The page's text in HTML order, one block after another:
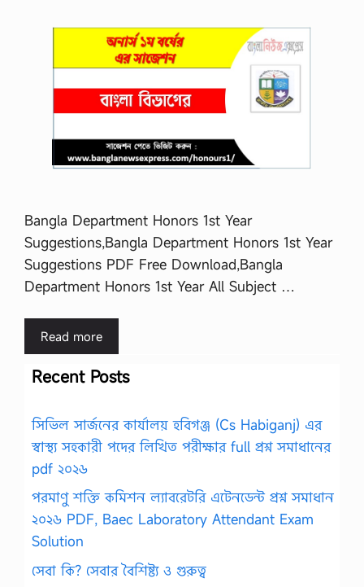
Bangla Department Honors 1st Year
Suggestions,Bangla Department Honors 1st Year
Suggestions PDF Free Download,Bangla
Department Honors 1st Year All Subject …
Read more
Recent Posts
সিভিল সার্জনের কার্যালয় হবিগঞ্জ (Cs Habiganj) এর
স্বাস্থ্য সহকারী পদের লিখিত পরীক্ষার full প্রশ্ন সমাধানের
pdf ২০২৬
পরমাণু শক্তি কমিশন ল্যাবরেটরি এটেনডেন্ট প্রশ্ন সমাধান
২০২৬ PDF, Baec Laboratory Attendant Exam
Solution
সেবা কি? সেবার বৈশিষ্ট্য ও গুরুত্ব